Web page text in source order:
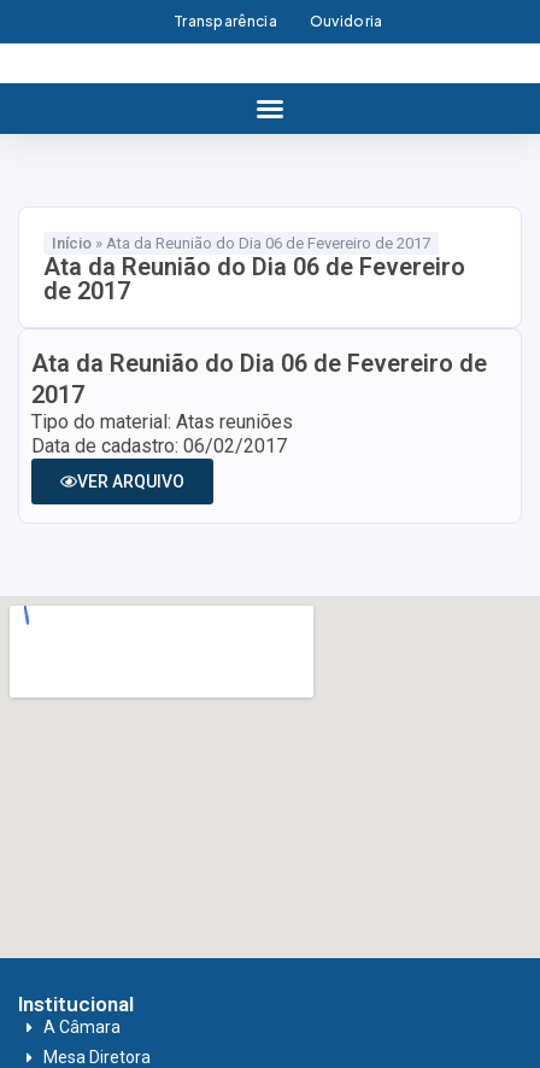
Transparência Ouvidoria
Início » Ata da Reunião do Dia 06 de Fevereiro de 2017
Ata da Reunião do Dia 06 de Fevereiro
de 2017
Ata da Reunião do Dia 06 de Fevereiro de
2017
Tipo do material: Atas reuniões
Data de cadastro: 06/02/2017
VER ARQUIVO
Institucional
A Câmara
Mesa Diretora